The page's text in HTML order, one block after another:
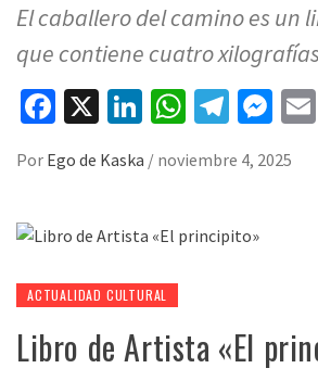
El caballero del camino es un
que contiene cuatro
Facebook
X LinkedIn
Por Ego de Kaska / noviembre 4, 2025
ACTUALIDAD CULTURAL
Libro de Artista «El